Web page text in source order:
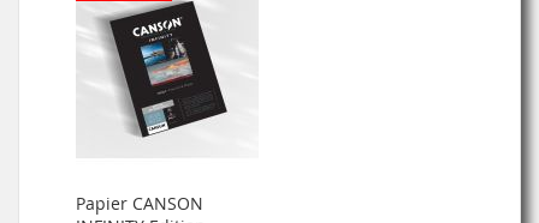
Papier CANSON